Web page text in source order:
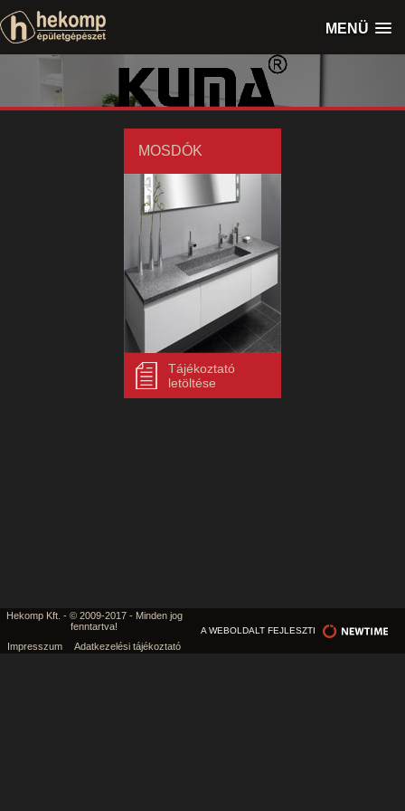
MENÜ
MOSDÓK
Tájékoztató
letöltése
Hekomp Kft. - © 2009-2017 - Minden jog
fenntartva!
Impresszum
Adatkezelési tájékoztató
A WEBOLDALT FEJLESZTI